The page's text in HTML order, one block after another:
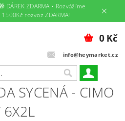
ZDARMA • Rozvážíme
rozvoz ZDARMA!
info@heymarket.cz
0 Kč
SYCENÁ - CIMO
6X2L